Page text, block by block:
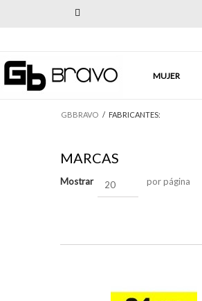
MUJER
GBBRAVO / FABRICANTES:
MARCAS
Mostrar 20 por página